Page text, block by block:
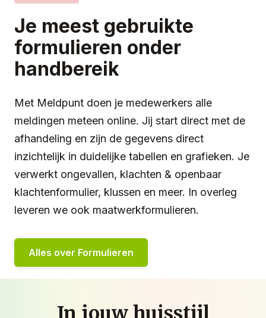
Je meest gebruikte
formulieren onder
handbereik
Met Meldpunt doen je medewerkers alle
meldingen meteen online. Jij start direct met de
afhandeling en zijn de gegevens direct
inzichtelijk in duidelijke tabellen en grafieken. Je
verwerkt ongevallen, klachten & openbaar
klachtenformulier, klussen en meer. In overleg
leveren we ook maatwerkformulieren.
Alles over Formulieren
In jouw huisstijl